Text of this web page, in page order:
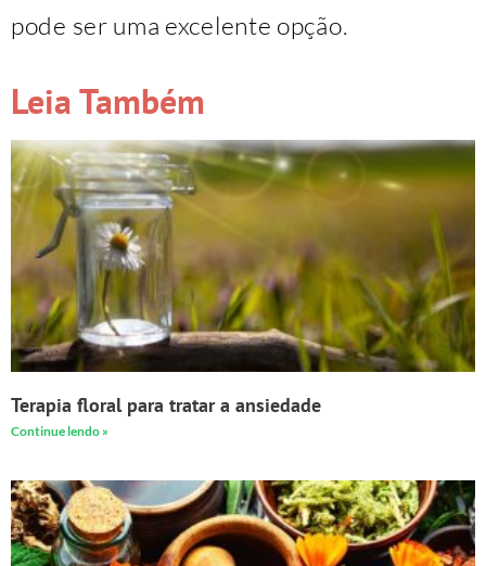
pode ser uma excelente opção.
Leia Também
Terapia floral para tratar a ansiedade
Continue lendo »